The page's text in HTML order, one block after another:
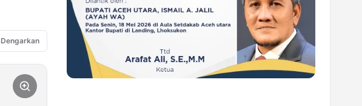
Dengarkan